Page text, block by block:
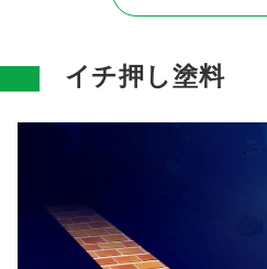
イチ押し塗料